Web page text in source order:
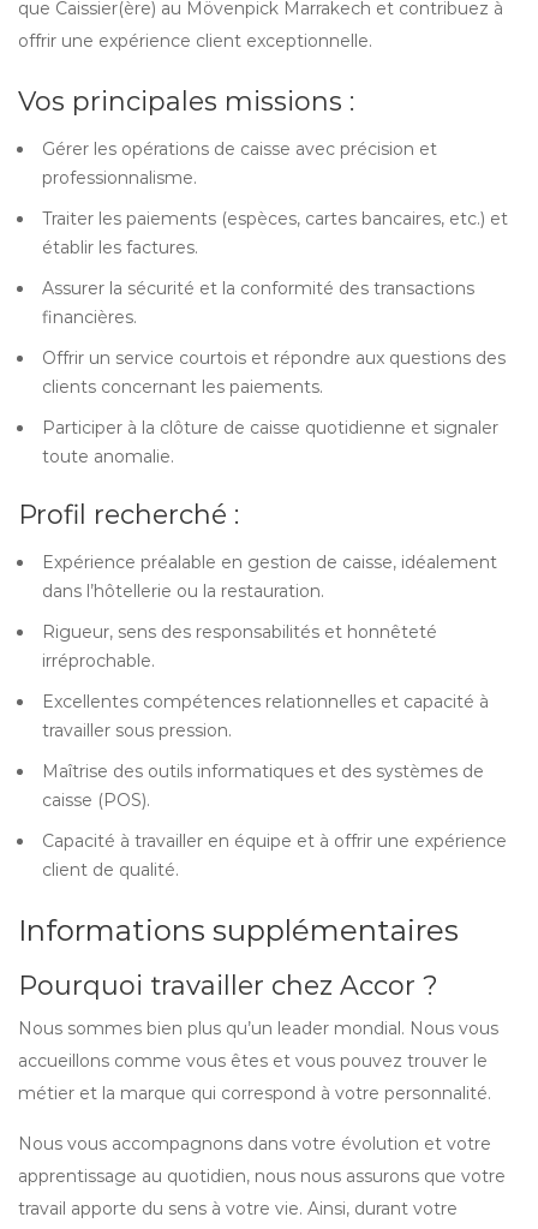
que Caissier(ère) au Mövenpick Marrakech et contribuez à
offrir une expérience client exceptionnelle.
Vos principales missions :
Gérer les opérations de caisse avec précision et
professionnalisme.
Traiter les paiements (espèces, cartes bancaires, etc.) et
établir les factures.
Assurer la sécurité et la conformité des transactions
financières.
Offrir un service courtois et répondre aux questions des
clients concernant les paiements.
Participer à la clôture de caisse quotidienne et signaler
toute anomalie.
Profil recherché :
Expérience préalable en gestion de caisse, idéalement
dans l’hôtellerie ou la restauration.
Rigueur, sens des responsabilités et honnêteté
irréprochable.
Excellentes compétences relationnelles et capacité à
travailler sous pression.
Maîtrise des outils informatiques et des systèmes de
caisse (POS).
Capacité à travailler en équipe et à offrir une expérience
client de qualité.
Informations supplémentaires
Pourquoi travailler chez Accor ?
Nous sommes bien plus qu’un leader mondial. Nous vous
accueillons comme vous êtes et vous pouvez trouver le
métier et la marque qui correspond à votre personnalité.
Nous vous accompagnons dans votre évolution et votre
apprentissage au quotidien, nous nous assurons que votre
travail apporte du sens à votre vie. Ainsi, durant votre